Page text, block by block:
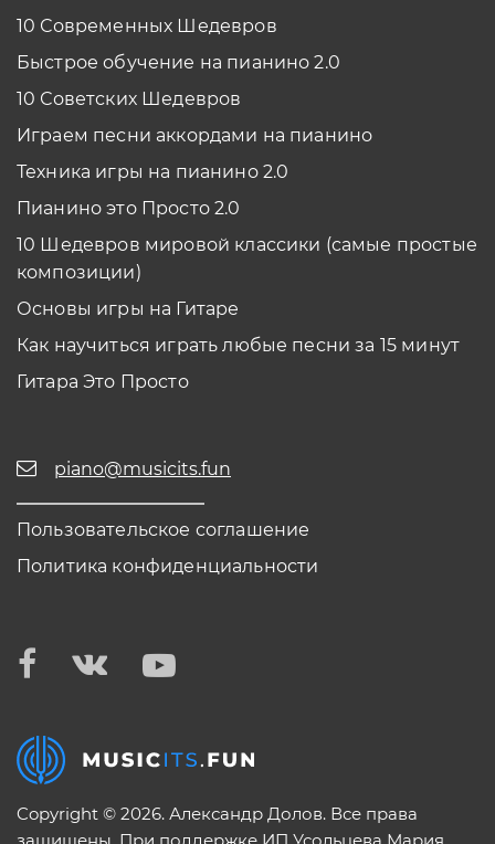
Как проходить задания в тренажерах с
помощью Планшета/телефона?
10 Современных Шедевров
Быстрое обучение на пианино 2.0
10 Советских Шедевров
Играем песни аккордами на пианино
Техника игры на пианино 2.0
Пианино это Просто 2.0
10 Шедевров мировой классики (самые простые
композиции)
Основы игры на Гитаре
Как научиться играть любые песни за 15 минут
Гитара Это Просто
piano@musicits.fun
Пользовательское соглашение
Политика конфиденциальности
Copyright © 2026. Александр Долов. Все права